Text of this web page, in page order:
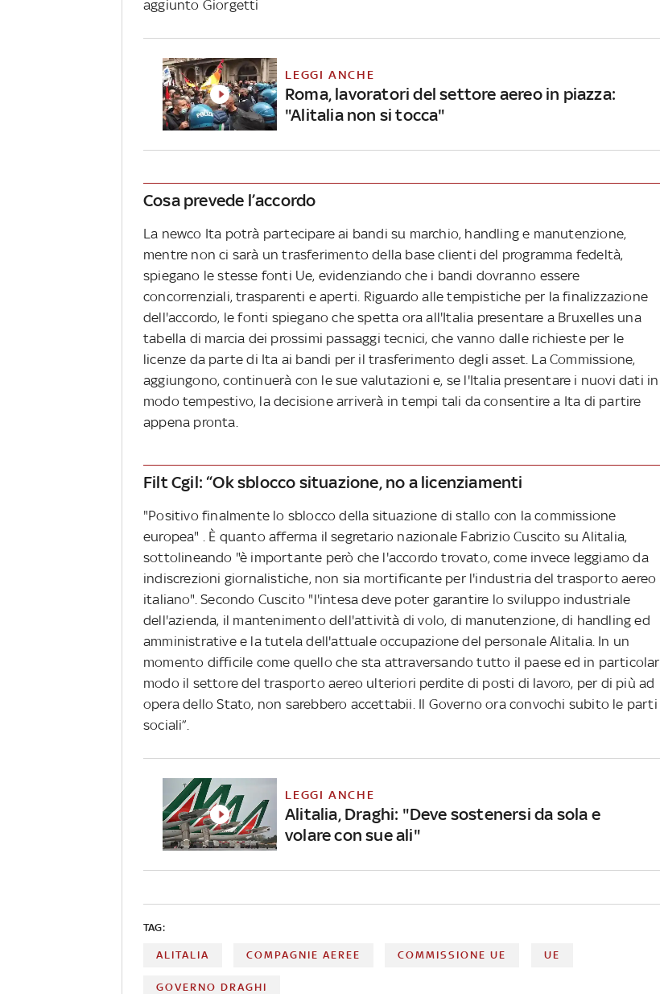
aggiunto Giorgetti
LEGGI ANCHE
Roma, lavoratori del settore aereo in piazza:
"Alitalia non si tocca"
Cosa prevede l’accordo
La newco Ita potrà partecipare ai bandi su marchio, handling e manutenzione,
mentre non ci sarà un trasferimento della base clienti del programma fedeltà,
spiegano le stesse fonti Ue, evidenziando che i bandi dovranno essere
concorrenziali, trasparenti e aperti. Riguardo alle tempistiche per la finalizzazione
dell'accordo, le fonti spiegano che spetta ora all'Italia presentare a Bruxelles una
tabella di marcia dei prossimi passaggi tecnici, che vanno dalle richieste per le
licenze da parte di Ita ai bandi per il trasferimento degli asset. La Commissione,
aggiungono, continuerà con le sue valutazioni e, se l'Italia presentare i nuovi dati in
modo tempestivo, la decisione arriverà in tempi tali da consentire a Ita di partire
appena pronta.
Filt Cgil: “Ok sblocco situazione, no a licenziamenti
"Positivo finalmente lo sblocco della situazione di stallo con la commissione
europea" . È quanto afferma il segretario nazionale Fabrizio Cuscito su Alitalia,
sottolineando "è importante però che l'accordo trovato, come invece leggiamo da
indiscrezioni giornalistiche, non sia mortificante per l'industria del trasporto aereo
italiano". Secondo Cuscito "l'intesa deve poter garantire lo sviluppo industriale
dell'azienda, il mantenimento dell'attività di volo, di manutenzione, di handling ed
amministrative e la tutela dell'attuale occupazione del personale Alitalia. In un
momento difficile come quello che sta attraversando tutto il paese ed in particolar
modo il settore del trasporto aereo ulteriori perdite di posti di lavoro, per di più ad
opera dello Stato, non sarebbero accettabii. Il Governo ora convochi subito le parti
sociali”.
LEGGI ANCHE
Alitalia, Draghi: "Deve sostenersi da sola e
volare con sue ali"
TAG:
ALITALIA COMPAGNIE AEREE COMMISSIONE UE UE
GOVERNO DRAGHI